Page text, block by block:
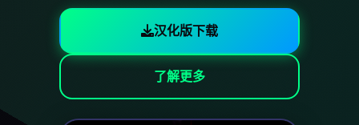
汉化版下载
了解更多